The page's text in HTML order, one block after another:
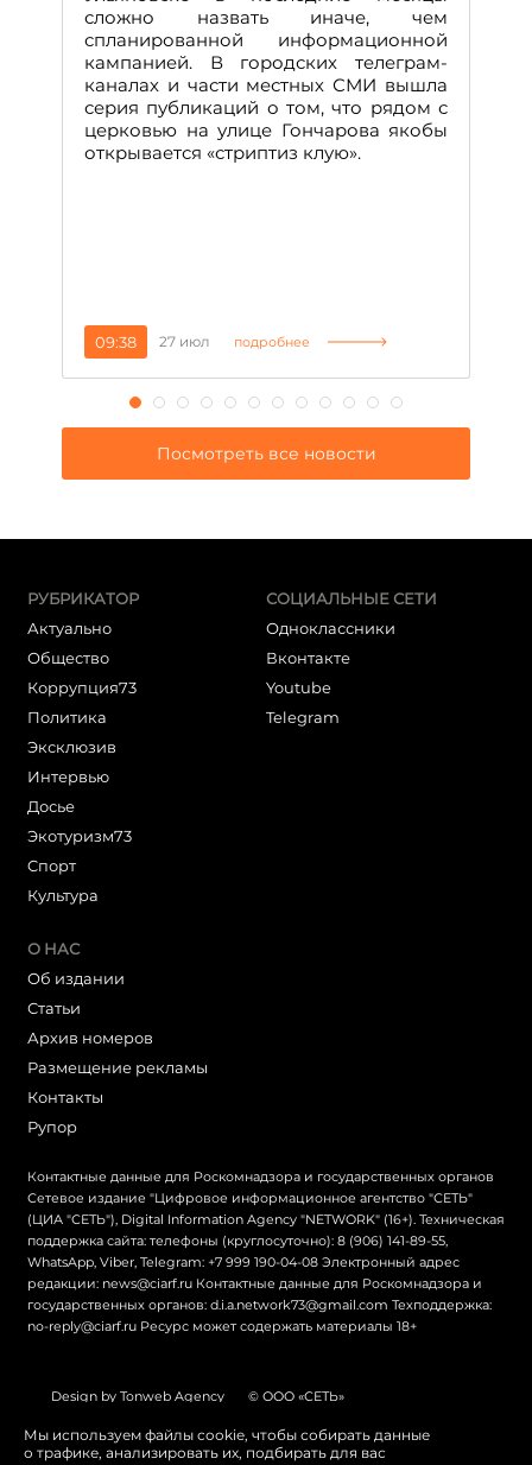
сложно назвать иначе, чем
спланированной информационной
кампанией. В городских телеграм-
каналах и части местных СМИ вышла
серия публикаций о том, что рядом с
церковью на улице Гончарова якобы
открывается «стриптиз клую».
09:38 27 июл подробнее
Посмотреть все новости
РУБРИКАТОР
Актуально
Общество
Коррупция73
Политика
Эксклюзив
Интервью
Досье
Экотуризм73
Cпорт
Культура
СОЦИАЛЬНЫЕ СЕТИ
Одноклассники
Вконтакте
Youtube
Telegram
О НАС
Об издании
Статьи
Архив номеров
Размещение рекламы
Контакты
Рупор
Контактные данные для Роскомнадзора и государственных органов
Сетевое издание "Цифровое информационное агентство "СЕТЬ"
(ЦИА "СЕТЬ"), Digital Information Agency "NETWORK" (16+). Техническая
поддержка сайта: телефоны (круглосуточно): 8 (906) 141-89-55,
WhatsApp, Viber, Telegram: +7 999 190-04-08 Электронный адрес
редакции: news@ciarf.ru Контактные данные для Роскомнадзора и
государственных органов: d.i.a.network73@gmail.com Техподдержка:
no-reply@ciarf.ru Ресурс может содержать материалы 18+
Design by Tonweb Agency © ООО «СЕТЬ»
Политика конфиденциальности Карта сайта
Мы используем файлы cookie, чтобы собирать данные
о трафике, анализировать их, подбирать для вас